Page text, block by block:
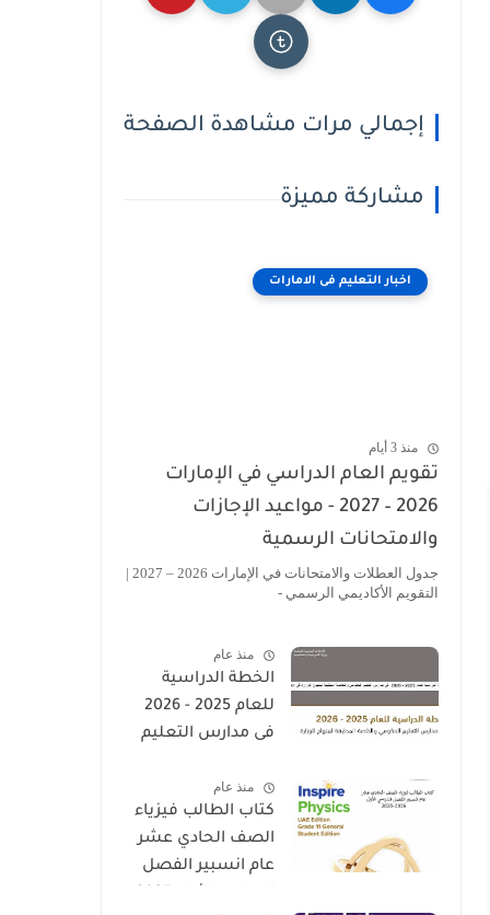
إجمالي مرات مشاهدة الصفحة
مشاركة مميزة
اخبار التعليم فى الامارات
منذ 3 أيام
تقويم العام الدراسي في الإمارات
2026 – 2027 - مواعيد الإجازات
والامتحانات الرسمية
جدول العطلات والامتحانات في الإمارات 2026 – 2027 |
التقويم الأكاديمي الرسمي -
منذ عام
الخطة الدراسية
للعام 2025 - 2026
فى مدارس التعليم
المطبقة لمنهاج
الوزارة فى الامارات
منذ عام
كتاب الطالب فيزياء
الصف الحادي عشر
عام انسبير الفصل